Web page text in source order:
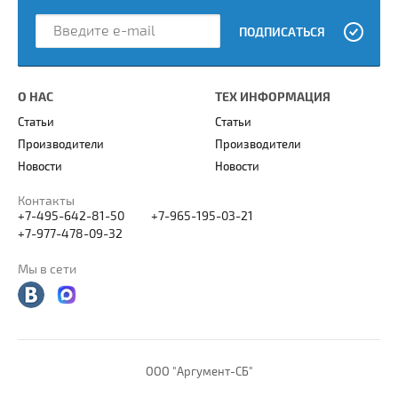
ПОДПИСАТЬСЯ
О НАС
Статьи
Производители
Новости
ТЕХ ИНФОРМАЦИЯ
Статьи
Производители
Новости
Контакты
+7-495-642-81-50
+7-965-195-03-21
+7-977-478-09-32
Мы в сети
ООО "Аргумент-СБ"